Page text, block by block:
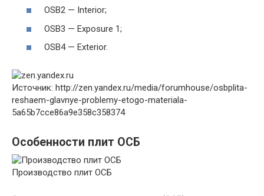
OSB2 — Interior;
OSB3 — Exposure 1;
OSB4 — Exterior.
Источник: http://zen.yandex.ru/media/forumhouse/osbplita-
reshaem-glavnye-problemy-etogo-materiala-
5a65b7cce86a9e358c358374
Особенности плит ОСБ
Производство плит ОСБ